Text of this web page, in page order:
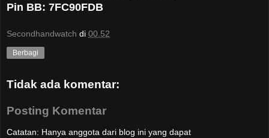
Pin BB: 7FC90FDB
Secondhandwatch di 00.52
Berbagi
Tidak ada komentar:
Posting Komentar
Catatan: Hanya anggota dari blog ini yang dapat